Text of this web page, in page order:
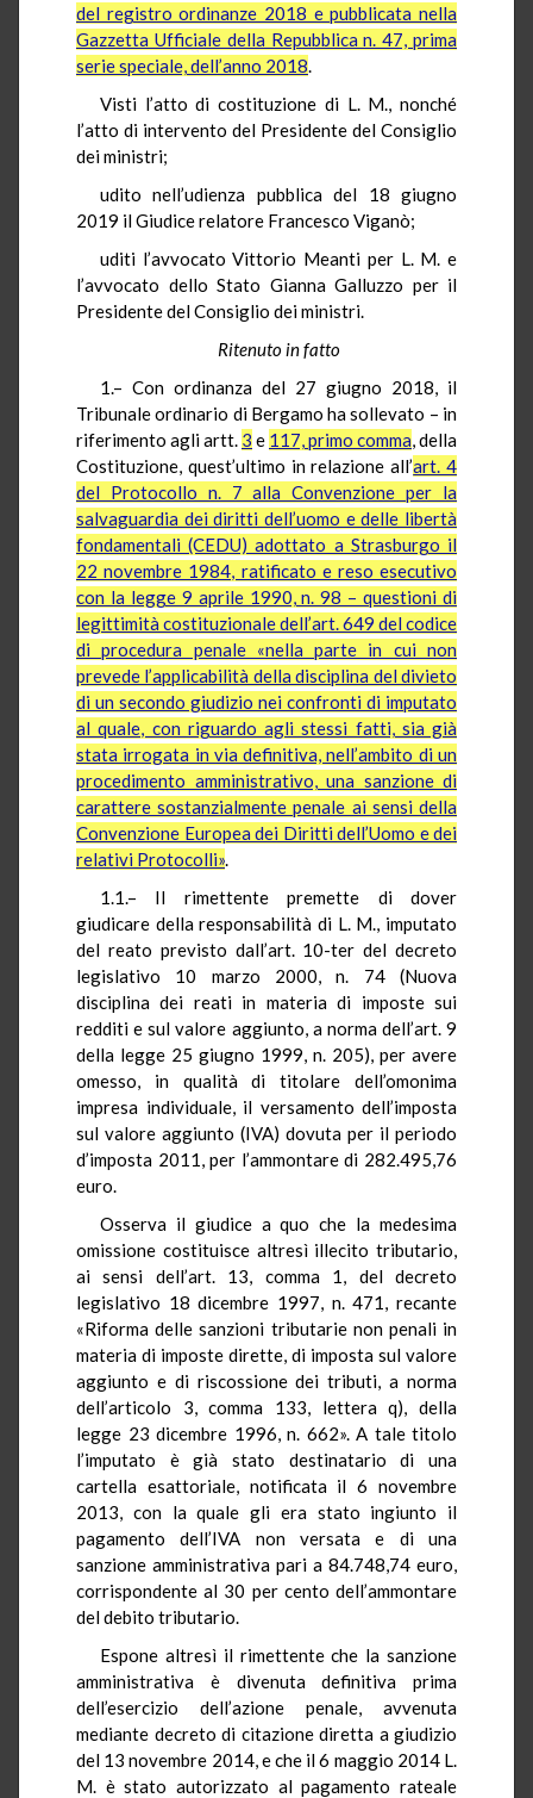
del registro ordinanze 2018 e pubblicata nella
Gazzetta Ufficiale della Repubblica n. 47, prima
serie speciale, dell’anno 2018.
Visti l’atto di costituzione di L. M., nonché
l’atto di intervento del Presidente del Consiglio
dei ministri;
udito nell’udienza pubblica del 18 giugno
2019 il Giudice relatore Francesco Viganò;
uditi l’avvocato Vittorio Meanti per L. M. e
l’avvocato dello Stato Gianna Galluzzo per il
Presidente del Consiglio dei ministri.
Ritenuto in fatto
1.– Con ordinanza del 27 giugno 2018, il
Tribunale ordinario di Bergamo ha sollevato – in
riferimento agli artt. 3 e 117, primo comma, della
Costituzione, quest’ultimo in relazione all’art. 4
del Protocollo n. 7 alla Convenzione per la
salvaguardia dei diritti dell’uomo e delle libertà
fondamentali (CEDU) adottato a Strasburgo il
22 novembre 1984, ratificato e reso esecutivo
con la legge 9 aprile 1990, n. 98 – questioni di
legittimità costituzionale dell’art. 649 del codice
di procedura penale «nella parte in cui non
prevede l’applicabilità della disciplina del divieto
di un secondo giudizio nei confronti di imputato
al quale, con riguardo agli stessi fatti, sia già
stata irrogata in via definitiva, nell’ambito di un
procedimento amministrativo, una sanzione di
carattere sostanzialmente penale ai sensi della
Convenzione Europea dei Diritti dell’Uomo e dei
relativi Protocolli».
1.1.– Il rimettente premette di dover
giudicare della responsabilità di L. M., imputato
del reato previsto dall’art. 10-ter del decreto
legislativo 10 marzo 2000, n. 74 (Nuova
disciplina dei reati in materia di imposte sui
redditi e sul valore aggiunto, a norma dell’art. 9
della legge 25 giugno 1999, n. 205), per avere
omesso, in qualità di titolare dell’omonima
impresa individuale, il versamento dell’imposta
sul valore aggiunto (IVA) dovuta per il periodo
d’imposta 2011, per l’ammontare di 282.495,76
euro.
Osserva il giudice a quo che la medesima
omissione costituisce altresì illecito tributario,
ai sensi dell’art. 13, comma 1, del decreto
legislativo 18 dicembre 1997, n. 471, recante
«Riforma delle sanzioni tributarie non penali in
materia di imposte dirette, di imposta sul valore
aggiunto e di riscossione dei tributi, a norma
dell’articolo 3, comma 133, lettera q), della
legge 23 dicembre 1996, n. 662». A tale titolo
l’imputato è già stato destinatario di una
cartella esattoriale, notificata il 6 novembre
2013, con la quale gli era stato ingiunto il
pagamento dell’IVA non versata e di una
sanzione amministrativa pari a 84.748,74 euro,
corrispondente al 30 per cento dell’ammontare
del debito tributario.
Espone altresì il rimettente che la sanzione
amministrativa è divenuta definitiva prima
dell’esercizio dell’azione penale, avvenuta
mediante decreto di citazione diretta a giudizio
del 13 novembre 2014, e che il 6 maggio 2014 L.
M. è stato autorizzato al pagamento rateale